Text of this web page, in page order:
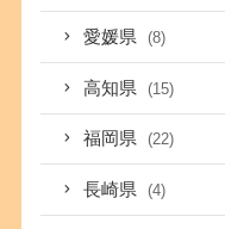
愛媛県 (8)
高知県 (15)
福岡県 (22)
長崎県 (4)